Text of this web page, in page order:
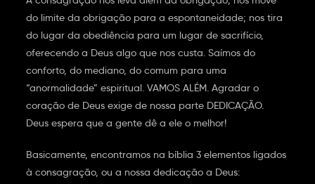
do limite da obrigação para a espontaneidade; nos tira
do lugar da obediência para um lugar de sacrifício,
oferecendo a Deus algo que nos custa. Saímos do
conforto, do mediano, do comum para uma
“anormalidade” espiritual. VAMOS ALÉM. Agradar o
coração de Deus exige de nossa parte DEDICAÇÃO.
Deus espera que a gente dê a ele o melhor!
Basicamente, encontramos na bíblia 3 elementos ligados
à consagração, ou a nossa dedicação a Deus: